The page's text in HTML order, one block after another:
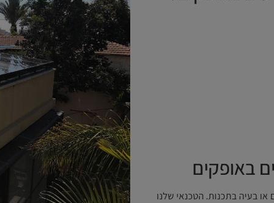
באופקים
בעיה בתכנות. הטכנאי שלנו